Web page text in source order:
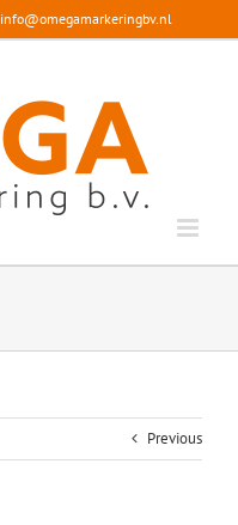
info@omegamarkeringbv.nl
Previous